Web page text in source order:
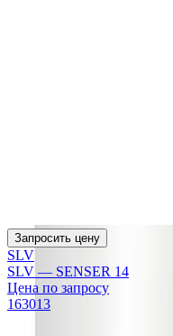
Запросить цену
SLV
SLV — SENSER 14
Цена по запросу
163013